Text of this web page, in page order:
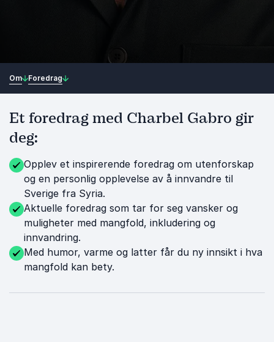
Om Foredrag
Et foredrag med Charbel Gabro gir
deg:
Opplev et inspirerende foredrag om utenforskap
og en personlig opplevelse av å innvandre til
Sverige fra Syria.
Aktuelle foredrag som tar for seg vansker og
muligheter med mangfold, inkludering og
innvandring.
Med humor, varme og latter får du ny innsikt i hva
mangfold kan bety.